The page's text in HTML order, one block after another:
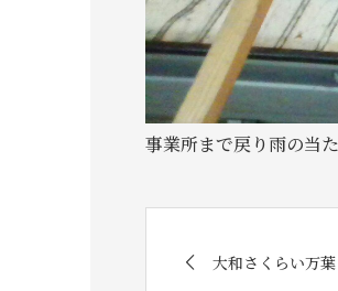
事業所まで戻り雨の当
大和さくらい万